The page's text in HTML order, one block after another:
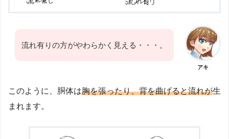
アキ
流れ有りの方がやわらかく見える・・・。
このように、胴体は胸を張ったり、背を曲げると流れが生
まれます。